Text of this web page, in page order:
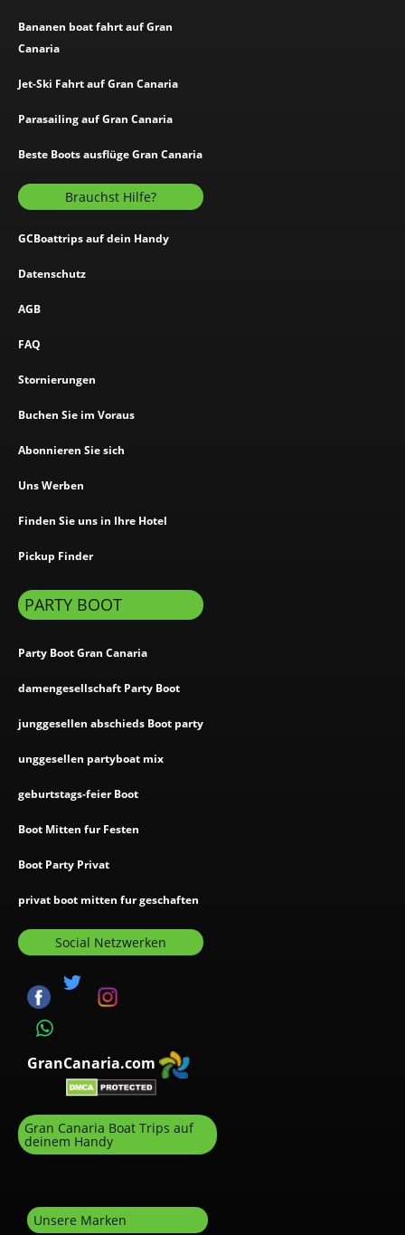
Bananen boat fahrt auf Gran
Canaria
Jet-Ski Fahrt auf Gran Canaria
Parasailing auf Gran Canaria
Beste Boots ausflüge Gran Canaria
Brauchst Hilfe?
GCBoattrips auf dein Handy
Datenschutz
AGB
FAQ
Stornierungen
Buchen Sie im Voraus
Abonnieren Sie sich
Uns Werben
Finden Sie uns in Ihre Hotel
Pickup Finder
PARTY BOOT
Party Boot Gran Canaria
damengesellschaft Party Boot
junggesellen abschieds Boot party
unggesellen partyboat mix
geburtstags-feier Boot
Boot Mitten fur Festen
Boot Party Privat
privat boot mitten fur geschaften
Social Netzwerken
GranCanaria.com
Gran Canaria Boat Trips auf
deinem Handy
Unsere Marken